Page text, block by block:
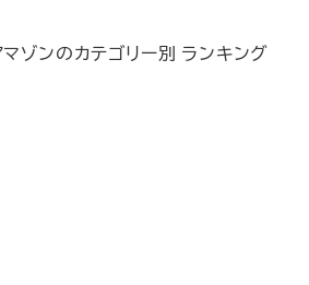
ゾンのカテゴリー別 ランキング